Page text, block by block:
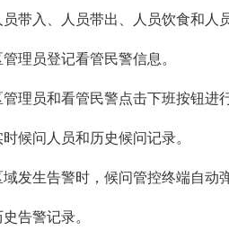
带入、人员带出、人员饮食和人
理员登记看管民警信息。
理员和看管民警点击下班按钮进
候问人员和历史候问记录。
发生告警时，候问管控终端自动
告警记录。